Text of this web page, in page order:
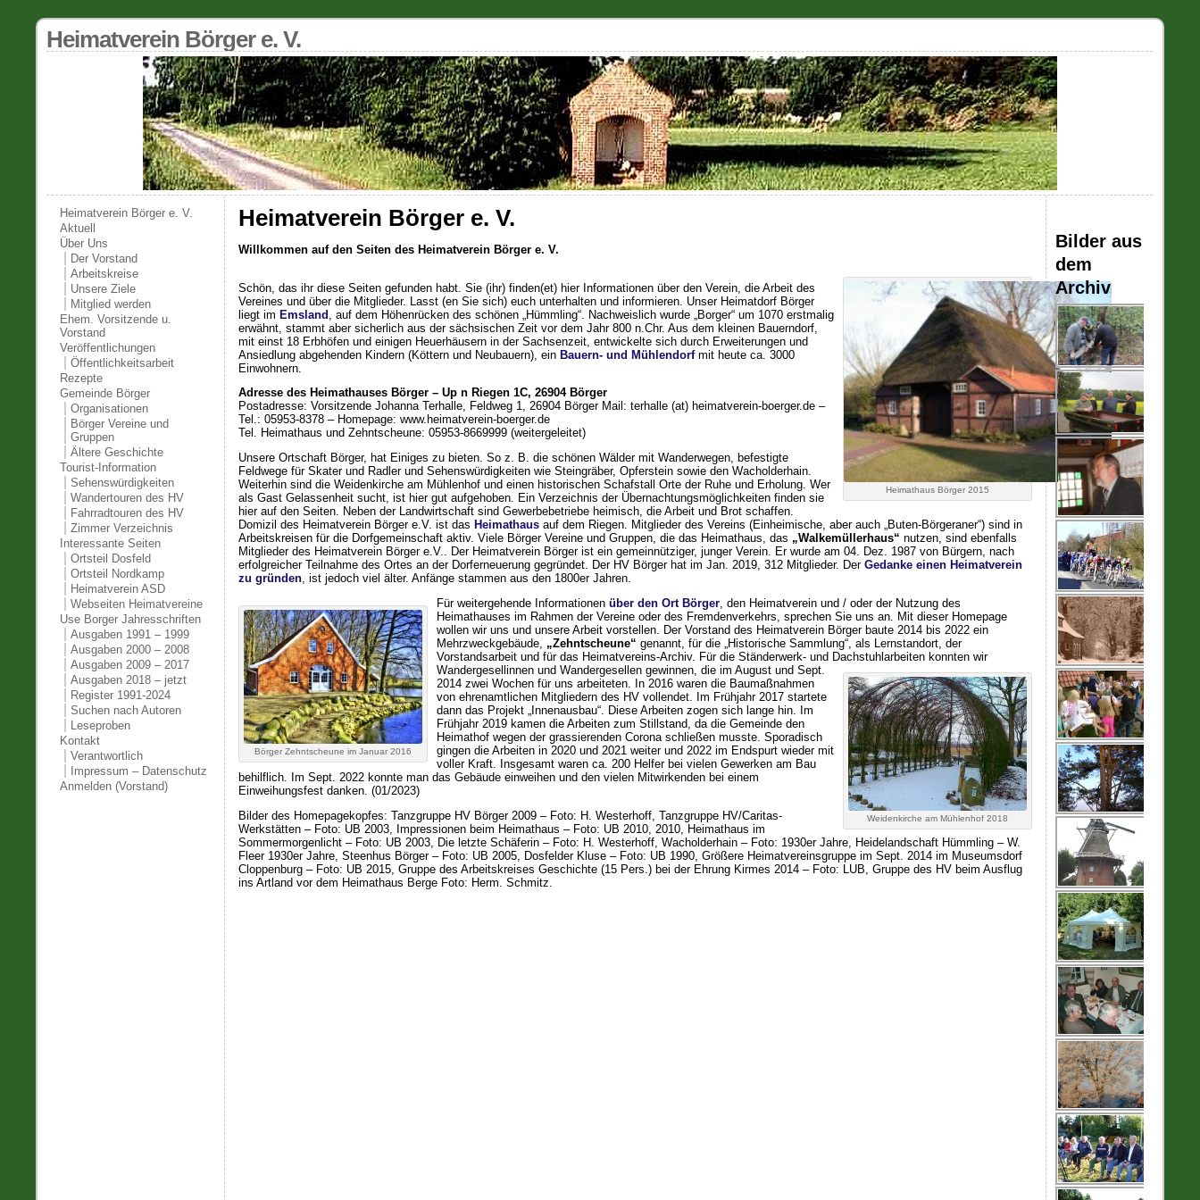
Heimatverein Börger e. V.
Heimatverein Börger e. V.
Aktuell
Über Uns
Der Vorstand
Arbeitskreise
Unsere Ziele
Mitglied werden
Ehem. Vorsitzende u.
Vorstand
Veröffentlichungen
Öffentlichkeitsarbeit
Rezepte
Gemeinde Börger
Organisationen
Börger Vereine und
Gruppen
Ältere Geschichte
Tourist-Information
Sehenswürdigkeiten
Wandertouren des HV
Fahrradtouren des HV
Zimmer Verzeichnis
Interessante Seiten
Ortsteil Dosfeld
Ortsteil Nordkamp
Heimatverein ASD
Webseiten Heimatvereine
Use Borger Jahresschriften
Ausgaben 1991 – 1999
Ausgaben 2000 – 2008
Ausgaben 2009 – 2017
Ausgaben 2018 – jetzt
Register 1991-2024
Suchen nach Autoren
Leseproben
Kontakt
Verantwortlich
Impressum – Datenschutz
Anmelden (Vorstand)
Heimatverein Börger e. V.
Willkommen auf den Seiten des Heimatverein Börger e. V.
Heimathaus Börger 2015
Schön, das ihr diese Seiten gefunden habt. Sie (ihr) finden(et) hier Informationen über den Verein, die Arbeit des
Vereines und über die Mitglieder. Lasst (en Sie sich) euch unterhalten und informieren. Unser Heimatdorf Börger
liegt imEmsland , auf dem Höhenrücken des schönen „Hümmling“. Nachweislich wurde „Borger“ um 1070 erstmalig
erwähnt, stammt aber sicherlich aus der sächsischen Zeit vor dem Jahr 800 n.Chr. Aus dem kleinen Bauerndorf,
mit einst 18 Erbhöfen und einigen Heuerhäusern in der Sachsenzeit, entwickelte sich durch Erweiterungen und
Ansiedlung abgehenden Kindern (Köttern und Neubauern), einBauern- und Mühlendorfmit heute ca. 3000
Einwohnern.
Adresse des Heimathauses Börger – Up n Riegen 1C, 26904 Börger
Postadresse: Vorsitzende Johanna Terhalle, Feldweg 1, 26904 Börger Mail: terhalle (at) heimatverein-boerger.de –
Tel.: 05953-8378 – Homepage: www.heimatverein-boerger.de
Tel. Heimathaus und Zehntscheune: 05953-8669999 (weitergeleitet)
Unsere Ortschaft Börger, hat Einiges zu bieten. So z. B. die schönen Wälder mit Wanderwegen, befestigte
Feldwege für Skater und Radler und Sehenswürdigkeiten wie Steingräber, Opferstein sowie den Wacholderhain.
Weiterhin sind die Weidenkirche am Mühlenhof und einen historischen Schafstall Orte der Ruhe und Erholung. Wer
als Gast Gelassenheit sucht, ist hier gut aufgehoben. Ein Verzeichnis der Übernachtungsmöglichkeiten finden sie
hier auf den Seiten. Neben der Landwirtschaft sind Gewerbebetriebe heimisch, die Arbeit und Brot schaffen.
Domizil des Heimatverein Börger e.V. ist das Heimathaus auf dem Riegen. Mitglieder des Vereins (Einheimische, aber auch „Buten-Börgeraner“) sind in
Arbeitskreisen für die Dorfgemeinschaft aktiv. Viele Börger Vereine und Gruppen, die das Heimathaus, das „Walkemüllerhaus“ nutzen, sind ebenfalls
Mitglieder des Heimatverein Börger e.V.. Der Heimatverein Börger ist ein gemeinnütziger, junger Verein. Er wurde am 04. Dez. 1987 von Bürgern, nach
erfolgreicher Teilnahme des Ortes an der Dorferneuerung gegründet. Der HV Börger hat im Jan. 2019, 312 Mitglieder. DerGedanke einen Heimatverein
zu gründen, ist jedoch viel älter. Anfänge stammen aus den 1800er Jahren.
Börger Zehntscheune im Januar 2016
Für weitergehende Informationenüber den Ort Börger , den Heimatverein und / oder der Nutzung des
Heimathauses im Rahmen der Vereine oder des Fremdenverkehrs, sprechen Sie uns an. Mit dieser Homepage
wollen wir uns und unsere Arbeit vorstellen. Der Vorstand des Heimatverein Börger baute 2014 bis 2022 ein
Mehrzweckgebäude, „Zehntscheune“ genannt, für die „Historische Sammlung“, als Lernstandort, der
Vorstandsarbeit und für das Heimatvereins-Archiv. Für die Ständerwerk- und Dachstuhlarbeiten konnten wir
Wandergesellinnen und Wandergesellen
Weidenkirche am Mühlenhof 2018
gewinnen, die im August und Sept.
2014 zwei Wochen für uns arbeiteten. In 2016 waren die Baumaßnahmen
von ehrenamtlichen Mitgliedern des HV vollendet. Im Frühjahr 2017 startete
dann das Projekt „Innenausbau“. Diese Arbeiten zogen sich lange hin. Im
Frühjahr 2019 kamen die Arbeiten zum Stillstand, da die Gemeinde den
Heimathof wegen der grassierenden Corona schließen musste. Sporadisch
gingen die Arbeiten in 2020 und 2021 weiter und 2022 im Endspurt wieder mit
voller Kraft. Insgesamt waren ca. 200 Helfer bei vielen Gewerken am Bau
behilflich. Im Sept. 2022 konnte man das Gebäude einweihen und den vielen Mitwirkenden bei einem
Einweihungsfest danken. (01/2023)
Bilder des Homepagekopfes: Tanzgruppe HV Börger 2009 – Foto: H. Westerhoff, Tanzgruppe HV/Caritas-
Werkstätten – Foto: UB 2003, Impressionen beim Heimathaus – Foto: UB 2010, 2010, Heimathaus im
Sommermorgenlicht – Foto: UB 2003, Die letzte Schäferin – Foto: H. Westerhoff, Wacholderhain – Foto: 1930er Jahre, Heidelandschaft Hümmling – W.
Fleer 1930er Jahre, Steenhus Börger – Foto: UB 2005, Dosfelder Kluse – Foto: UB 1990, Größere Heimatvereinsgruppe im Sept. 2014 im Museumsdorf
Cloppenburg – Foto: UB 2015, Gruppe des Arbeitskreises Geschichte (15 Pers.) bei der Ehrung Kirmes 2014 – Foto: LUB, Gruppe des HV beim Ausflug
ins Artland vor dem Heimathaus Berge Foto: Herm. Schmitz.
Bilder aus
dem
Archiv